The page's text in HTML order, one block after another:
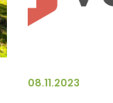
08.11.2023